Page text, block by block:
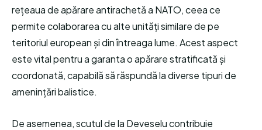
rețeaua de apărare antirachetă a NATO, ceea ce
permite colaborarea cu alte unități similare de pe
teritoriul european și din întreaga lume. Acest aspect
este vital pentru a garanta o apărare stratificată și
coordonată, capabilă să răspundă la diverse tipuri de
amenințări balistice.
De asemenea, scutul de la Deveselu contribuie